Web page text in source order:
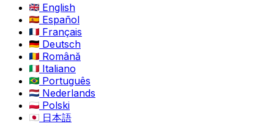
English
Español
Français
Deutsch
Română
Italiano
Português
Nederlands
Polski
日本語